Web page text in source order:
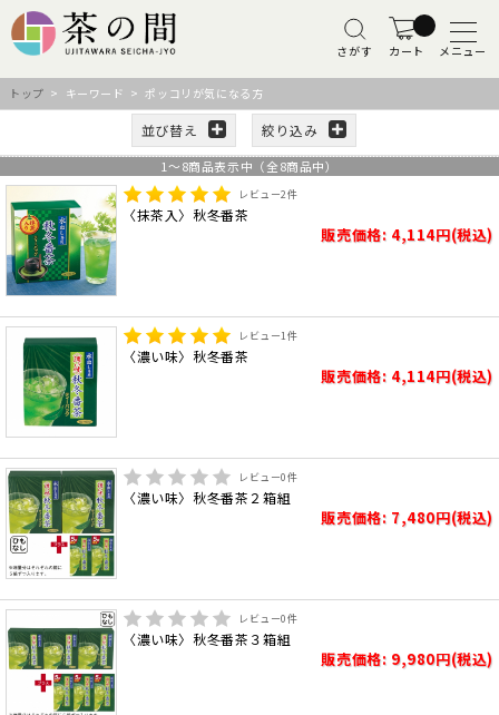
さがす カート メニュー
トップ > キーワード > ポッコリが気になる方
並び替え 絞り込み
1 ～8商品表示中（全8商品中）
レビュー2件
〈抹茶入〉秋冬番茶
販売価格: 4,114円(税込)
レビュー1件
〈濃い味〉秋冬番茶
販売価格: 4,114円(税込)
レビュー0件
〈濃い味〉秋冬番茶２箱組
販売価格: 7,480円(税込)
レビュー0件
〈濃い味〉秋冬番茶３箱組
販売価格: 9,980円(税込)